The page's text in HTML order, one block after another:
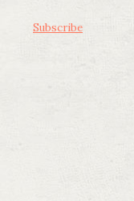
Subscribe